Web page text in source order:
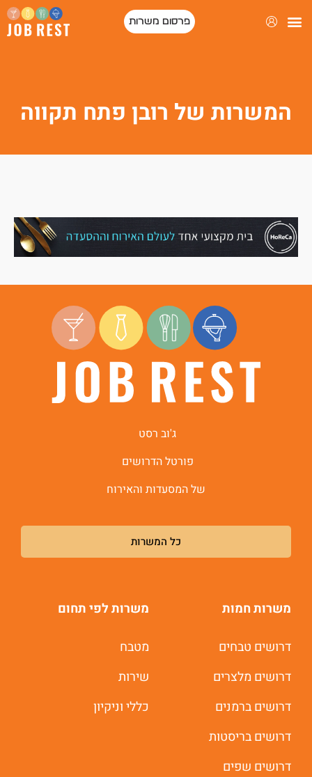
פרסום משרות
המשרות של רובן פתח תקווה
ג'וב רסט
פורטל הדרושים
של המסעדות והאירוח
כל המשרות
משרות חמות
דרושים טבחים
דרושים מלצרים
דרושים ברמנים
דרושים בריסטות
דרושים שפים
משרות לפי תחום
מטבח
שירות
כללי וניקיון
היי, אני סיגי
הצ'אטבוט החכמה
של